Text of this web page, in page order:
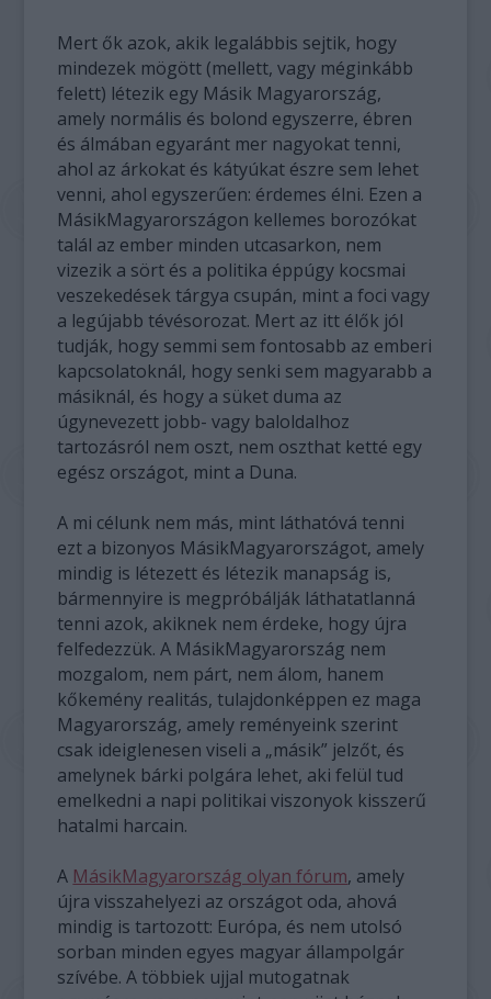
Mert ők azok, akik legalábbis sejtik, hogy
mindezek mögött (mellett, vagy méginkább
felett) létezik egy Másik Magyarország,
amely normális és bolond egyszerre, ébren
és álmában egyaránt mer nagyokat tenni,
ahol az árkokat és kátyúkat észre sem lehet
venni, ahol egyszerűen: érdemes élni. Ezen a
MásikMagyarországon kellemes borozókat
talál az ember minden utcasarkon, nem
vizezik a sört és a politika éppúgy kocsmai
veszekedések tárgya csupán, mint a foci vagy
a legújabb tévésorozat. Mert az itt élők jól
tudják, hogy semmi sem fontosabb az emberi
kapcsolatoknál, hogy senki sem magyarabb a
másiknál, és hogy a süket duma az
úgynevezett jobb- vagy baloldalhoz
tartozásról nem oszt, nem oszthat ketté egy
egész országot, mint a Duna.
A mi célunk nem más, mint láthatóvá tenni
ezt a bizonyos MásikMagyarországot, amely
mindig is létezett és létezik manapság is,
bármennyire is megpróbálják láthatatlanná
tenni azok, akiknek nem érdeke, hogy újra
felfedezzük. A MásikMagyarország nem
mozgalom, nem párt, nem álom, hanem
kőkemény realitás, tulajdonképpen ez maga
Magyarország, amely reményeink szerint
csak ideiglenesen viseli a „másik” jelzőt, és
amelynek bárki polgára lehet, aki felül tud
emelkedni a napi politikai viszonyok kisszerű
hatalmi harcain.
A MásikMagyarország olyan fórum, amely
újra visszahelyezi az országot oda, ahová
mindig is tartozott: Európa, és nem utolsó
sorban minden egyes magyar állampolgár
szívébe. A többiek ujjal mutogatnak